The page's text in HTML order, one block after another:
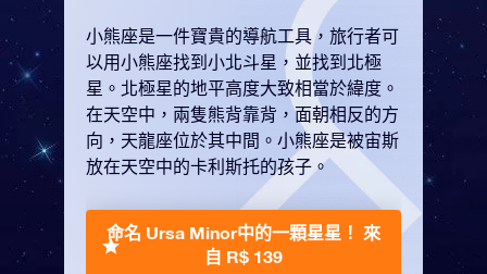
小熊座是一件寶貴的導航工具，旅行者可
以用小熊座找到小北斗星，並找到北極
星。北極星的地平高度大致相當於緯度。
在天空中，兩隻熊背靠背，面朝相反的方
向，天龍座位於其中間。小熊座是被宙斯
放在天空中的卡利斯托的孩子。
命名 Ursa Minor中的一顆星星！ 來
自 R$ 139